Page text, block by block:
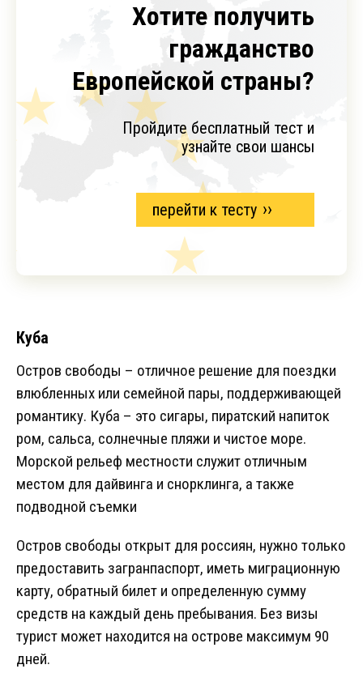
Хотите получить
гражданство
Европейской страны?
Пройдите бесплатный тест и
узнайте свои шансы
перейти к тесту
Куба
Остров свободы – отличное решение для поездки
влюбленных или семейной пары, поддерживающей
романтику. Куба – это сигары, пиратский напиток
ром, сальса, солнечные пляжи и чистое море.
Морской рельеф местности служит отличным
местом для дайвинга и снорклинга, а также
подводной съемки
Остров свободы открыт для россиян, нужно только
предоставить загранпаспорт, иметь миграционную
карту, обратный билет и определенную сумму
средств на каждый день пребывания. Без визы
турист может находится на острове максимум 90
дней.